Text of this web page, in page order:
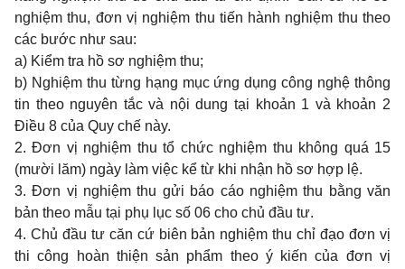
nghiệm thu, đơn vị nghiệm thu tiến hành nghiệm thu theo
các bước như sau:
a) Kiểm tra hồ sơ nghiệm thu;
b) Nghiệm thu từng hạng mục ứng dụng công nghệ thông
tin theo nguyên tắc và nội dung tại khoản 1 và khoản 2
Điều 8 của Quy chế này.
2. Đơn vị nghiệm thu tổ chức nghiệm thu không quá 15
(mười lăm) ngày làm việc kể từ khi nhận hồ sơ hợp lệ.
3. Đơn vị nghiệm thu gửi báo cáo nghiệm thu bằng văn
bản theo mẫu tại phụ lục số 06 cho chủ đầu tư.
4. Chủ đầu tư căn cứ biên bản nghiệm thu chỉ đạo đơn vị
thi công hoàn thiện sản phẩm theo ý kiến của đơn vị